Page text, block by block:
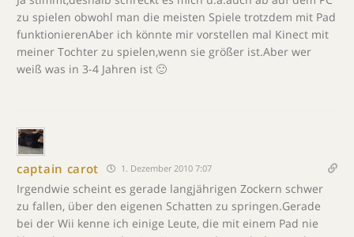
zu spielen obwohl man die meisten Spiele trotzdem mit Pad
funktionierenAber ich könnte mir vorstellen mal Kinect mit
meiner Tochter zu spielen,wenn sie größer ist.Aber wer
weiß was in 3-4 Jahren ist 🙂
captain carot 1. Dezember 2010 7:07
Irgendwie scheint es gerade langjährigen Zockern schwer
zu fallen, über den eigenen Schatten zu springen.Gerade
bei der Wii kenne ich einige Leute, die mit einem Pad nie